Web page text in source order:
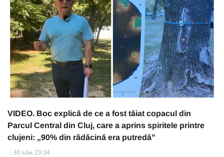
VIDEO. Boc explică de ce a fost tăiat copacul din
Parcul Central din Cluj, care a aprins spiritele printre
clujeni: „90% din rădăcină era putredă”
30 Iulie 20:34